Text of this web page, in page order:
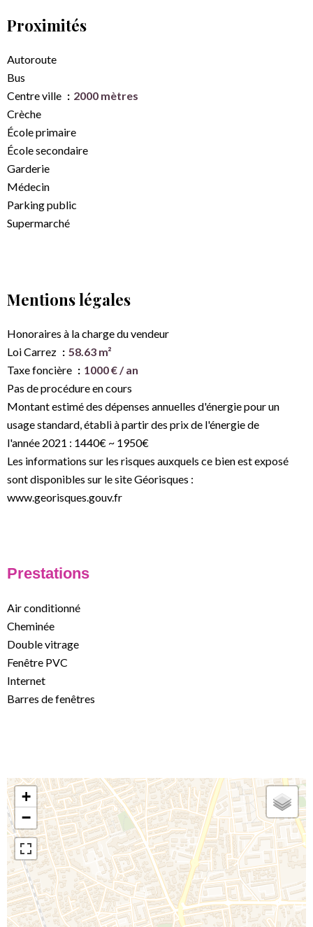
Proximités
Autoroute
Bus
Centre ville
2000 mètres
Crèche
École primaire
École secondaire
Garderie
Médecin
Parking public
Supermarché
Mentions légales
Honoraires à la charge du vendeur
Loi Carrez
58.63 m²
Taxe foncière
1000 € / an
Pas de procédure en cours
Montant estimé des dépenses annuelles d'énergie pour un
usage standard, établi à partir des prix de l'énergie de
l'année 2021 : 1440€ ~ 1950€
Les informations sur les risques auxquels ce bien est exposé
sont disponibles sur le site Géorisques :
www.georisques.gouv.fr
Prestations
Air conditionné
Cheminée
Double vitrage
Fenêtre PVC
Internet
Barres de fenêtres
+
−